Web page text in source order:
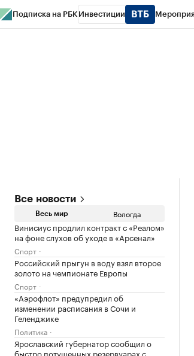
Подписка на РБК Инвестиции
Все новости
Весь мир Вологда
Винисиус продлил контракт с «Реалом»
на фоне слухов об уходе в «Арсенал»
Спорт
Российский прыгун в воду взял второе
золото на чемпионате Европы
Спорт
«Аэрофлот» предупредил об
изменении расписания в Сочи и
Геленджике
Политика
Ярославский губернатор сообщил о
быстро потушенных резервуарах с